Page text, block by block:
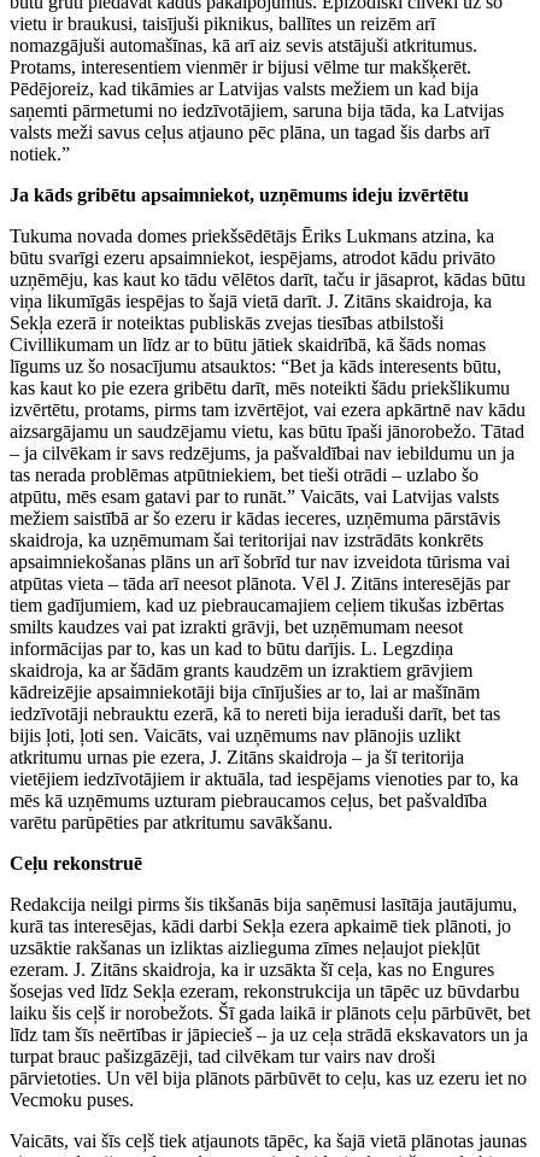
vietu ir braukusi, taisījuši piknikus, ballītes un reizēm arī
nomazgājuši automašīnas, kā arī aiz sevis atstājuši atkritumus.
Protams, interesentiem vienmēr ir bijusi vēlme tur makšķerēt.
Pēdējoreiz, kad tikāmies ar Latvijas valsts mežiem un kad bija
saņemti pārmetumi no iedzīvotājiem, saruna bija tāda, ka Latvijas
valsts meži savus ceļus atjauno pēc plāna, un tagad šis darbs arī
notiek.”
Ja kāds gribētu apsaimniekot, uzņēmums ideju izvērtētu
Tukuma novada domes priekšsēdētājs Ēriks Lukmans atzina, ka
būtu svarīgi ezeru apsaimniekot, iespējams, atrodot kādu privāto
uzņēmēju, kas kaut ko tādu vēlētos darīt, taču ir jāsaprot, kādas būtu
viņa likumīgās iespējas to šajā vietā darīt. J. Zitāns skaidroja, ka
Sekļa ezerā ir noteiktas publiskās zvejas tiesības atbilstoši
Civillikumam un līdz ar to būtu jātiek skaidrībā, kā šāds nomas
līgums uz šo nosacījumu atsauktos: “Bet ja kāds interesents būtu,
kas kaut ko pie ezera gribētu darīt, mēs noteikti šādu priekšlikumu
izvērtētu, protams, pirms tam izvērtējot, vai ezera apkārtnē nav kādu
aizsargājamu un saudzējamu vietu, kas būtu īpaši jānorobežo. Tātad
– ja cilvēkam ir savs redzējums, ja pašvaldībai nav iebildumu un ja
tas nerada problēmas atpūtniekiem, bet tieši otrādi – uzlabo šo
atpūtu, mēs esam gatavi par to runāt.” Vaicāts, vai Latvijas valsts
mežiem saistībā ar šo ezeru ir kādas ieceres, uzņēmuma pārstāvis
skaidroja, ka uzņēmumam šai teritorijai nav izstrādāts konkrēts
apsaimniekošanas plāns un arī šobrīd tur nav izveidota tūrisma vai
atpūtas vieta – tāda arī neesot plānota. Vēl J. Zitāns interesējās par
tiem gadījumiem, kad uz piebraucamajiem ceļiem tikušas izbērtas
smilts kaudzes vai pat izrakti grāvji, bet uzņēmumam neesot
informācijas par to, kas un kad to būtu darījis. L. Legzdiņa
skaidroja, ka ar šādām grants kaudzēm un izraktiem grāvjiem
kādreizējie apsaimniekotāji bija cīnījušies ar to, lai ar mašīnām
iedzīvotāji nebrauktu ezerā, kā to nereti bija ieraduši darīt, bet tas
bijis ļoti, ļoti sen. Vaicāts, vai uzņēmums nav plānojis uzlikt
atkritumu urnas pie ezera, J. Zitāns skaidroja – ja šī teritorija
vietējiem iedzīvotājiem ir aktuāla, tad iespējams vienoties par to, ka
mēs kā uzņēmums uzturam piebraucamos ceļus, bet pašvaldība
varētu parūpēties par atkritumu savākšanu.
Ceļu rekonstruē
Redakcija neilgi pirms šis tikšanās bija saņēmusi lasītāja jautājumu,
kurā tas interesējas, kādi darbi Sekļa ezera apkaimē tiek plānoti, jo
uzsāktie rakšanas un izliktas aizlieguma zīmes neļaujot piekļūt
ezeram. J. Zitāns skaidroja, ka ir uzsākta šī ceļa, kas no Engures
šosejas ved līdz Sekļa ezeram, rekonstrukcija un tāpēc uz būvdarbu
laiku šis ceļš ir norobežots. Šī gada laikā ir plānots ceļu pārbūvēt, bet
līdz tam šīs neērtības ir jāpiecieš – ja uz ceļa strādā ekskavators un ja
turpat brauc pašizgāzēji, tad cilvēkam tur vairs nav droši
pārvietoties. Un vēl bija plānots pārbūvēt to ceļu, kas uz ezeru iet no
Vecmoku puses.
Vaicāts, vai šīs ceļš tiek atjaunots tāpēc, ka šajā vietā plānotas jaunas